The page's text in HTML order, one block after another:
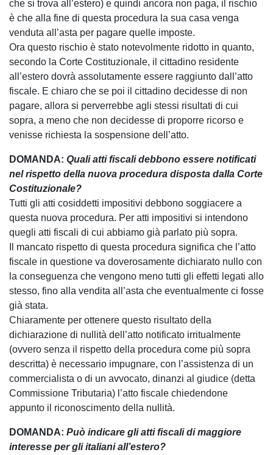
che si trova all’estero) e quindi ancora non paga, il rischio
è che alla fine di questa procedura la sua casa venga
venduta all’asta per pagare quelle imposte.
Ora questo rischio è stato notevolmente ridotto in quanto,
secondo la Corte Costituzionale, il cittadino residente
all’estero dovrà assolutamente essere raggiunto dall’atto
fiscale. E chiaro che se poi il cittadino decidesse di non
pagare, allora si perverrebbe agli stessi risultati di cui
sopra, a meno che non decidesse di proporre ricorso e
venisse richiesta la sospensione dell’atto.
DOMANDA: Quali atti fiscali debbono essere notificati
nel rispetto della nuova procedura disposta dalla Corte
Costituzionale?
Tutti gli atti cosiddetti impositivi debbono soggiacere a
questa nuova procedura. Per atti impositivi si intendono
quegli atti fiscali di cui abbiamo già parlato più sopra.
Il mancato rispetto di questa procedura significa che l’atto
fiscale in questione va doverosamente dichiarato nullo con
la conseguenza che vengono meno tutti gli effetti legati allo
stesso, fino alla vendita all’asta che eventualmente ci fosse
già stata.
Chiaramente per ottenere questo risultato della
dichiarazione di nullità dell’atto notificato irritualmente
(ovvero senza il rispetto della procedura come più sopra
descritta) è necessario impugnare, con l’assistenza di un
commercialista o di un avvocato, dinanzi al giudice (detta
Commissione Tributaria) l’atto fiscale chiedendone
appunto il riconoscimento della nullità.
DOMANDA: Può indicare gli atti fiscali di maggiore
interesse per gli italiani all’estero?